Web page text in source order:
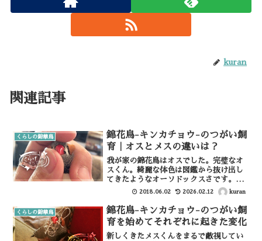
kuran
関連記事
くらしの錦華鳥
錦花鳥-キンカチョウ-のつがい飼
育｜オスとメスの違いは？
我が家の錦花鳥はオスでした。完璧なオ
スくん。綺麗な体色は図鑑から抜け出し
てきたようなオーソドックスさです。普
通、ザ・普通の錦花鳥。でもそれが素敵
錦花鳥は人間のそばから離れません、そ
ばで寄り添いたいのでしょ...
2018.06.02 2026.02.12 kuran
くらしの錦華鳥
錦花鳥-キンカチョウ-のつがい飼
育を始めてそれぞれに起きた変化
新しくきたメスくんをまるで敵視してい